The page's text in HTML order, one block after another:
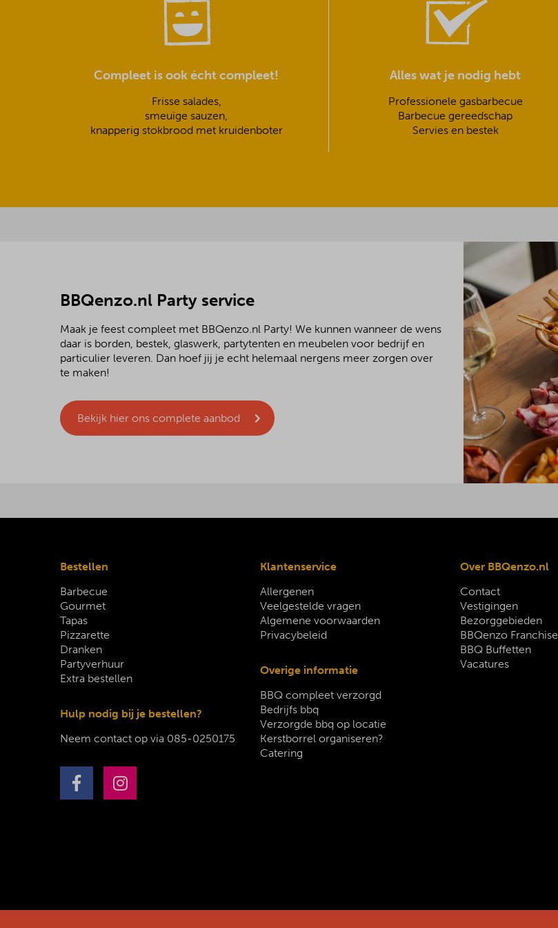
Compleet is ook écht compleet!
Frisse salades,
smeuïge sauzen,
knapperig stokbrood met kruidenboter
Alles wat je nodig hebt
Professionele gasbarbecue
Barbecue gereedschap
Servies en bestek
BBQenzo.nl Party service
Maak je feest compleet met BBQenzo.nl Party! We kunnen wanneer de wens
daar is borden, bestek, glaswerk, partytenten en meubelen voor bedrijf en
particulier leveren. Dan hoef jij je echt helemaal nergens meer zorgen over
te maken!
Bekijk hier ons complete aanbod
Bestellen
Barbecue
Gourmet
Tapas
Pizzarette
Dranken
Partyverhuur
Extra bestellen
Hulp nodig bij je bestellen?
Neem contact op via 085-0250175
Klantenservice
Allergenen
Veelgestelde vragen
Algemene voorwaarden
Privacybeleid
Overige informatie
BBQ compleet verzorgd
Bedrijfs bbq
Verzorgde bbq op locatie
Kerstborrel organiseren?
Catering
Over BBQenzo.nl
Contact
Vestigingen
Bezorggebieden
BBQenzo Franchise
BBQ Buffetten
Vacatures